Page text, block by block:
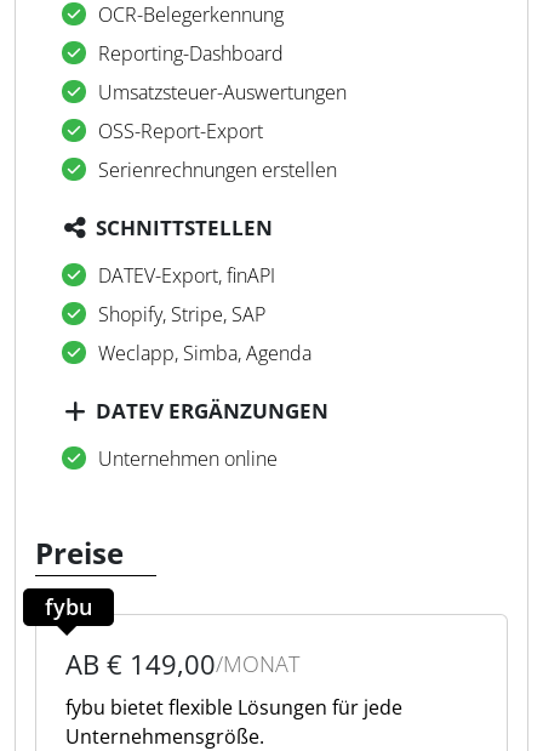
OCR-Belegerkennung
Reporting-Dashboard
Umsatzsteuer-Auswertungen
OSS-Report-Export
Serienrechnungen erstellen
SCHNITTSTELLEN
DATEV-Export, finAPI
Shopify, Stripe, SAP
Weclapp, Simba, Agenda
DATEV ERGÄNZUNGEN
Unternehmen online
Preise
fybu
AB € 149,00/MONAT
fybu bietet flexible Lösungen für jede
Unternehmensgröße.